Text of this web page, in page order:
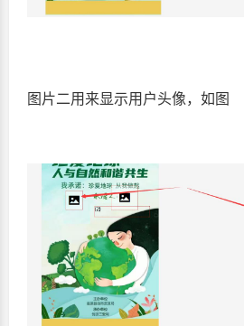
图片二用来显示用户头像，如图